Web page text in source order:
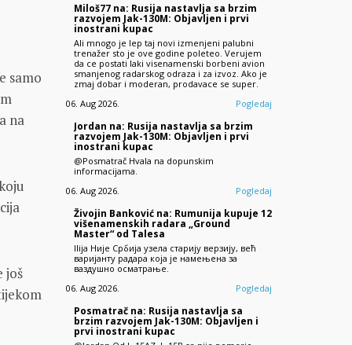
samo
na
još
Miloš77 na: Rusija nastavlja sa brzim
razvojem Jak-130M: Objavljen i prvi
inostrani kupac
Ali mnogo je lep taj novi izmenjeni palubni
trenažer sto je ove godine poleteo. Verujem
da ce postati laki visenamenski borbeni avion
smanjenog radarskog odraza i za izvoz. Ako je
zmaj dobar i moderan, prodavace se super.
06. Aug 2026.
Pogledaj
Jordan na: Rusija nastavlja sa brzim
razvojem Jak-130M: Objavljen i prvi
inostrani kupac
@Posmatrač Hvala na dopunskim
informacijama.
06. Aug 2026.
Pogledaj
Živojin Banković na: Rumunija kupuje 12
višenamenskih radara „Ground
Master“ od Talesa
Ilija Није Србија узела старију верзију, већ
варијанту радара која је намењена за
ваздушно осматрање.
06. Aug 2026.
Pogledaj
Posmatrač na: Rusija nastavlja sa
brzim razvojem Jak-130M: Objavljen i
prvi inostrani kupac